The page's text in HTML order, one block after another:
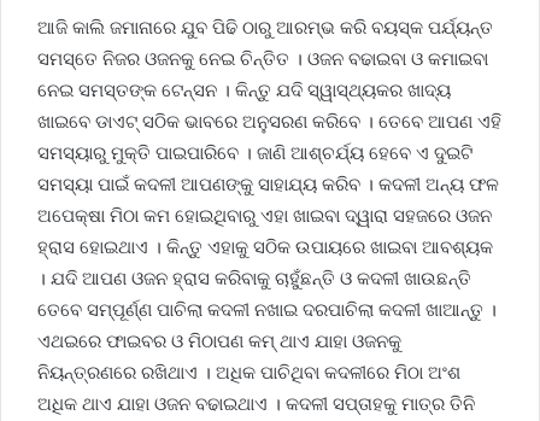
ଆଜି କାଲି ଜମାନାରେ ଯୁବ ପିଢି ଠାରୁ ଆରମ୍ଭ କରି ବୟସ୍କ ପର୍ଯ୍ୟନ୍ତ
ସମସ୍ତେ ନିଜର ଓଜନକୁ ନେଇ ଚିନ୍ତିତ । ଓଜନ ବଢାଇବା ଓ କମାଇବା
ନେଇ ସମସ୍ତଙ୍କ ଟେନ୍ସନ । କିନ୍ତୁ ଯଦି ସ୍ୱାସ୍ଥ୍ୟକର ଖାଦ୍ୟ
ଖାଇବେ ଡାଏଟ୍ ସଠିକ ଭାବରେ ଅନୁସରଣ କରିବେ । ତେବେ ଆପଣ ଏହି
ସମସ୍ୟାରୁ ମୁକ୍ତି ପାଇପାରିବେ । ଜାଣି ଆଶ୍ଚର୍ଯ୍ୟ ହେବେ ଏ ଦୁଇଟି
ସମସ୍ୟା ପାଇଁ କଦଳୀ ଆପଣଙ୍କୁ ସାହାଯ୍ୟ କରିବ । କଦଳୀ ଅନ୍ୟ ଫଳ
ଅପେକ୍ଷା ମିଠା କମ ହୋଇଥିବାରୁ ଏହା ଖାଇବା ଦ୍ୱାରା ସହଜରେ ଓଜନ
ହ୍ରାସ ହୋଇଥାଏ । କିନ୍ତୁ ଏହାକୁ ସଠିକ ଉପାୟରେ ଖାଇବା ଆବଶ୍ୟକ
। ଯଦି ଆପଣ ଓଜନ ହ୍ରାସ କରିବାକୁ ଚାହୁଁଛନ୍ତି ଓ କଦଳୀ ଖାଉଛନ୍ତି
ତେବେ ସମ୍ପୂର୍ଣ୍ଣ ପାଚିଲା କଦଳୀ ନଖାଇ ଦରପାଚିଲା କଦଳୀ ଖାଆନ୍ତୁ ।
ଏଥଇରେ ଫାଇବର ଓ ମିଠାପଣ କମ୍ ଥାଏ ଯାହା ଓଜନକୁ
ନିୟନ୍ତ୍ରଣରେ ରଖିଥାଏ । ଅଧିକ ପାଚିଥିବା କଦଳୀରେ ମିଠା ଅଂଶ
ଅଧିକ ଥାଏ ଯାହା ଓଜନ ବଢାଇଥାଏ । କଦଳୀ ସପ୍ତାହକୁ ମାତ୍ର ତିନି